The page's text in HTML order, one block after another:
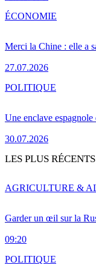
Merci la Chine : elle a
27.07.2026
ÉCONOMIE
Une enclave
30.07.2026
POLITIQUE
LES PLUS RÉCENTS
Garder un œil sur la
09:20
AGRICULTURE &
POLITIQUE